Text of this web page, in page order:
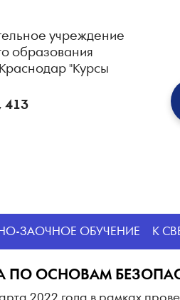
учреждение
образования
"Курсы
413
ЗАОЧНОЕ ОБУЧЕНИЕ К
ПО ОСНОВАМ